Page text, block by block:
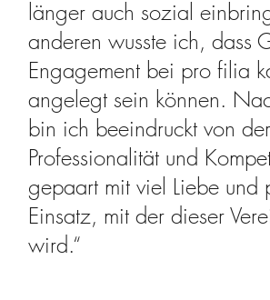
länger auch sozial
anderen wusste ich, dass
Engagement bei pro filia
angelegt sein können.
bin ich beeindruckt von der
Professionalität und
gepaart mit viel Liebe und
Einsatz, mit der dieser
wird.“